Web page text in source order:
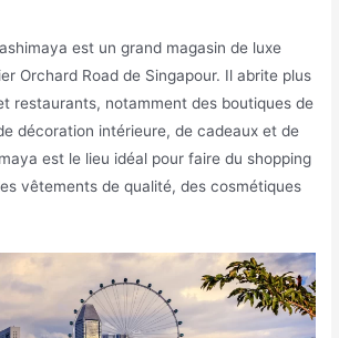
est un grand magasin de luxe
Orchard Road de Singapour. Il abrite plus
restaurants, notamment des boutiques de
décoration intérieure, de cadeaux et de
est le lieu idéal pour faire du shopping
vêtements de qualité, des cosmétiques